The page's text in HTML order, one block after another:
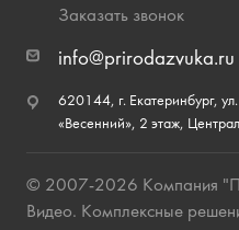
Заказать звонок
info@prirodazvuka.ru
620144, г. Екатеринбург,
«Весенний», 2 этаж,
© 2007-2026 Компания
Видео. Комплексные